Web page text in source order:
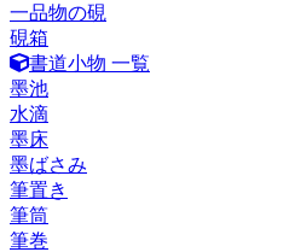
一品物の硯
硯箱
書道小物 一覧
墨池
水滴
墨床
墨ばさみ
筆置き
筆筒
筆巻